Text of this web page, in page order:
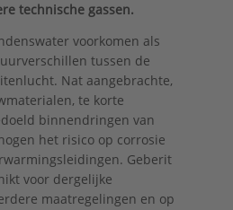
technische gassen.
voorkomen als
tussen de
Nat aangebrachte,
te korte
binnendringen van
het risico op corrosie
Geberit
voor dergelijke
maatregelingen en op